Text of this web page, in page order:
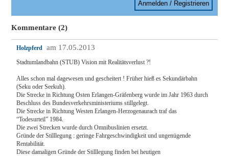
Anmelden / Registrieren
Kommentare (2)
Holzpferd am 17.05.2013
Stadtumlandbahn (STUB) Vision mit Realitätsverlust ?!
Alles schon mal dagewesen und gescheitert ! Früher hieß es Sekundärbahn
(Seku oder Seekuh).
Die Strecke in Richtung Osten Erlangen-Gräfenberg wurde im Jahr 1963 durch
Beschluss des Bundesverkehrsministeriums stillgelegt.
Die Strecke in Richtung Westen Erlangen-Herzogenaurach traf das
“Todesurteil” 1984.
Die zwei Strecken wurde durch Omnibuslinien ersetzt.
Gründe der Stilllegung : geringe Fahrgeschwindigkeit und ungenügende
Rentabilität.
Diese damaligen Gründe der Stilllegung finden bei heutigen